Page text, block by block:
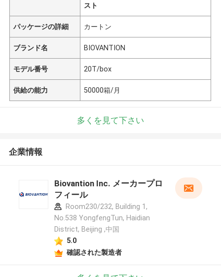
スト
パッケージの詳細 カートン
ブランド名 BIOVANTION
モデル番号 20T/box
供給の能力 50000箱/月
多くを見て下さい
企業情報
Biovantion Inc. メーカープロ
フィール
Room230/232, Building 1,
No.538 YongfengTun, Haidian
District, Beijing ,中国
5.0
確認された製造者